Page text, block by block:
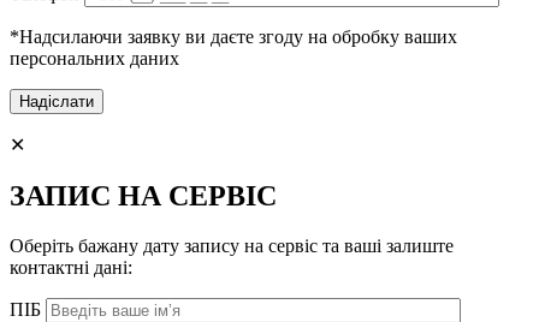
*Надсилаючи заявку ви даєте згоду на обробку ваших
персональних даних
✕
ЗАПИС НА СЕРВІС
Оберіть бажану дату запису на сервіс та ваші залиште
контактні дані:
ПІБ